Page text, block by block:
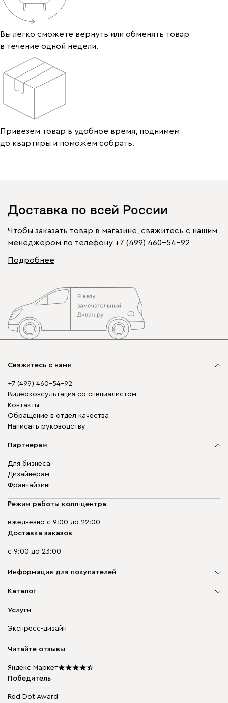
Вы легко сможете вернуть или обменять товар
в течение одной недели.
Привезем товар в удобное время, поднимем
до квартиры и поможем собрать.
Доставка по всей России
Чтобы заказать товар в магазине, свяжитесь с нашим
менеджером по телефону +7 (499) 460-54-92
Подробнее
Свяжитесь с нами
+7 (499) 460-54-92
Видеоконсультация со специалистом
Контакты
Обращение в отдел качества
Написать руководству
Партнерам
Для бизнеса
Дизайнерам
Франчайзинг
Режим работы колл-центра
ежедневно с 9:00 до 22:00
Доставка заказов
с 9:00 до 23:00
Информация для покупателей
О компании
Доставка и оплата
диван.клуб
Подарочные сертификаты
Мы в прессе
Каталог
Мягкая мебель
Бескаркасная мебель
Столы и стулья
Услуги
Экспресс-дизайн
Читайте отзывы
Яндекс Маркет
Победитель
Red Dot Award